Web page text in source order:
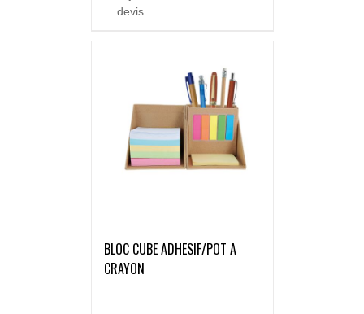
devis
BLOC CUBE ADHESIF/POT A
CRAYON